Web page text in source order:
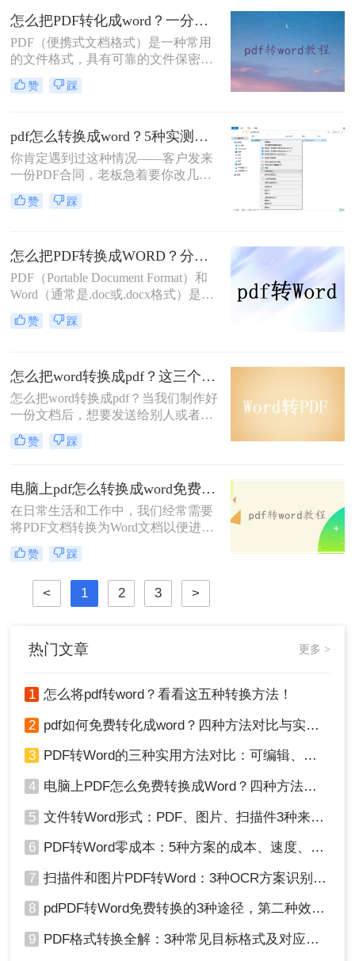
提供一些实用的工具和技巧。
怎么把PDF转化成word？一分钟让你学会这个好用方法！
PDF（便携式文档格式）是一种常用
的文件格式，具有可靠的文件保密性
和跨平台的可读性。然而，在某些情
况下，我们可能需要将PDF文件转换
费且简便的方法，帮助你在电脑怎么
把PDF转化成word。
赞 踩
pdf怎么转换成word？5种实测方法，从免费到专业全攻略！
你肯定遇到过这种情况——客户发来
一份PDF合同，老板急着要你改几个
字；老师上传的PDF课件，你想复制
一段做笔记；或者自己扫描的纸质文
者，“pdf怎么转换成word”绝对是高频
刚需。
赞 踩
怎么把PDF转换成WORD？分享三个好用的方法！
PDF（Portable Document Format）和
Word（通常是.doc或.docx格式）是两
种非常常见的文档格式，它们各自具
有独特的优势。PDF文件稳定且易于
为Word格式，以满足不同的需求。那
么怎么把PDF转换成WORD呢？本文
将介绍三种PDF转Word的方法，帮助
赞 踩
怎么把word转换成pdf？这三个方法让你办公更高效！
怎么把word转换成pdf？当我们制作好
一份文档后，想要发送给别人或者是
给对方阅读，往往会转换成PDF的格
式发送，因为PDF的文件不易修改，
人会将word转pdf，那么你知道怎么
word转pdf吗？下面一起看看吧。
赞 踩
电脑上pdf怎么转换成word免费？分享3种方法简单易学！
在日常生活和工作中，我们经常需要
将PDF文档转换为Word文档以便进行
编辑、修改或格式调整。尽管市面上
有许多专业的转换软件，但也有一些
免费且实用的方法可以实现这一需
求。那么电脑上pdf怎么转换成word免
费呢？以下是三种免费将PDF转换成
赞 踩
< 1 2 3 >
热门文章 更多 >
1 怎么将pdf转word？看看这五种转换方法！
2 pdf如何免费转化成word？四种方法对比与实操指南（附详细表格）
3 PDF转Word的三种实用方法对比：可编辑、保格式、避风险！
4 电脑上PDF怎么免费转换成Word？四种方法对比与实操指南（附详细表格）!
5 文件转Word形式：PDF、图片、扫描件3种来源分别怎么处理！
6 PDF转Word零成本：5种方案的成本、速度、精度对比！
7 扫描件和图片PDF转Word：3种OCR方案识别率实测！
8 pdPDF转Word免费转换的3种途径，第二种效率最高！
9 PDF格式转换全解：3种常见目标格式及对应操作方法！